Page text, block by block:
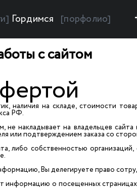
Гордимся [порфолио]
с сайтом
наличия на складе, стоимости
РФ.
накладывает на владельцев
или подтверждением заказа со
либо собственностью
Вы делегируете право
информацию о посещенных